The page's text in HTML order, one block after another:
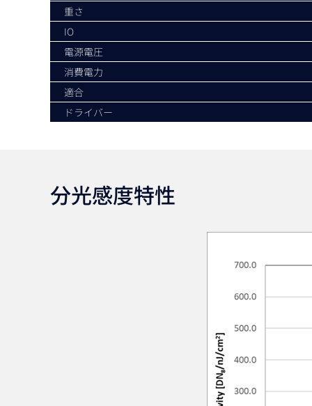
重さ
IO
電源電圧
消費電力
適合
ドライバー
分光感度特性